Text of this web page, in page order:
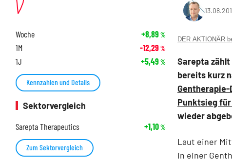
DER AKTIONÄR
Sarepta zählt
bereits kurz
Gentherapie-
Punktsieg
wieder
Laut einer
in einer
Woche +8,89%
1M -12,29%
1J +5,49%
Kennzahlen und Details
Sektorvergleich
Sarepta Therapeutics
+1,10%
Zum Sektorvergleich